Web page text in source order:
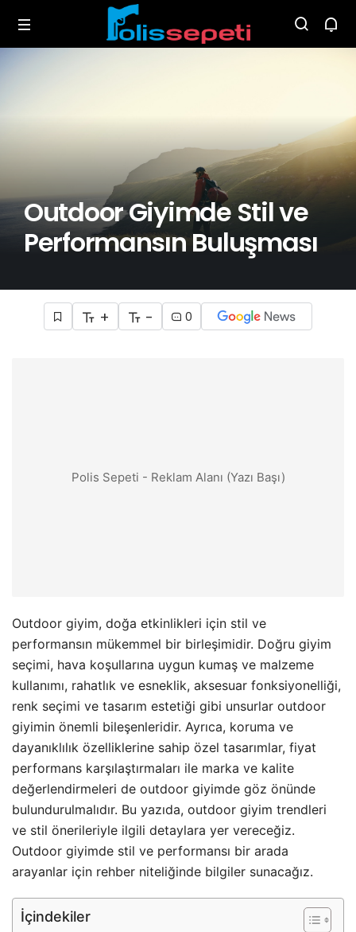
Outdoor Giyimde Stil ve
Performansın Buluşması
+ - 0
Polis Sepeti - Reklam Alanı (Yazı Başı)
Outdoor giyim, doğa etkinlikleri için stil ve
performansın mükemmel bir birleşimidir. Doğru giyim
seçimi, hava koşullarına uygun kumaş ve malzeme
kullanımı, rahatlık ve esneklik, aksesuar fonksiyonelliği,
renk seçimi ve tasarım estetiği gibi unsurlar outdoor
giyimin önemli bileşenleridir. Ayrıca, koruma ve
dayanıklılık özelliklerine sahip özel tasarımlar, fiyat
performans karşılaştırmaları ile marka ve kalite
değerlendirmeleri de outdoor giyimde göz önünde
bulundurulmalıdır. Bu yazıda, outdoor giyim trendleri
ve stil önerileriyle ilgili detaylara yer vereceğiz.
Outdoor giyimde stil ve performansı bir arada
arayanlar için rehber niteliğinde bilgiler sunacağız.
İçindekiler